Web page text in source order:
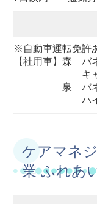
※自動車運転免許
【社用車】森 バ
キャラバ
泉 バネッ
ハイエ
ケアマネ
業 ふれあ